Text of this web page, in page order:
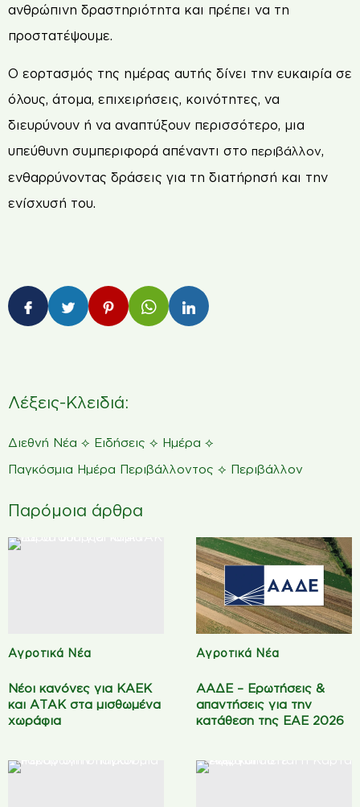
ανθρώπινη δραστηριότητα και πρέπει να τη
προστατέψουμε.
Ο εορτασμός της ημέρας αυτής δίνει την ευκαιρία σε
όλους, άτομα, επιχειρήσεις, κοινότητες, να
διευρύνουν ή να αναπτύξουν περισσότερο, μια
υπεύθυνη συμπεριφορά απέναντι στο περιβάλλον,
ενθαρρύνοντας δράσεις για τη διατήρησή και την
ενίσχυσή του.
Λέξεις-Κλειδιά:
Διεθνή Νέα ⟡ Ειδήσεις ⟡ Ημέρα ⟡
Παγκόσμια Ημέρα Περιβάλλοντος ⟡ Περιβάλλον
Παρόμοια άρθρα
Αγροτικά Νέα
Νέοι κανόνες για ΚΑΕΚ
και ΑΤΑΚ στα μισθωμένα
χωράφια
Αγροτικά Νέα
ΑΑΔΕ – Ερωτήσεις &
απαντήσεις για την
κατάθεση της ΕΑΕ 2026